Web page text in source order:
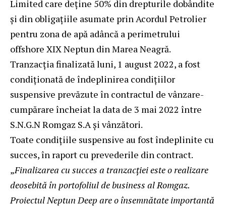
Limited care deține 50% din drepturile dobândite
și din obligațiile asumate prin Acordul Petrolier
pentru zona de apă adâncă a perimetrului
offshore XIX Neptun din Marea Neagră.
Tranzacția finalizată luni, 1 august 2022, a fost
condiționată de îndeplinirea condițiilor
suspensive prevăzute în contractul de vânzare-
cumpărare încheiat la data de 3 mai 2022 între
S.N.G.N Romgaz S.A și vânzători.
Toate condițiile suspensive au fost îndeplinite cu
succes, în raport cu prevederile din contract.
„Finalizarea cu succes a tranzacției este o realizare
deosebită în portofoliul de business al Romgaz.
Proiectul Neptun Deep are o însemnătate importantă